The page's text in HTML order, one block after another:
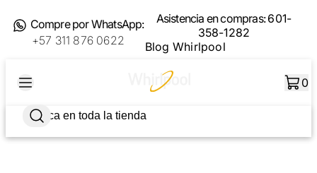
Compre por WhatsApp:
+57 311 876 0622
Asistencia en compras:601-
358-1282
Blog Whirlpool
0